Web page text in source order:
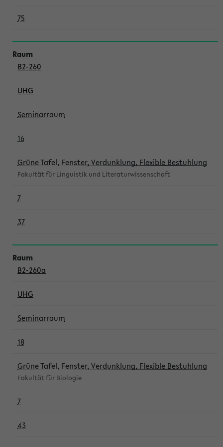
75
B2-260
UHG
Seminarraum
16
Grüne Tafel, Fenster, Verdunklung, Flexible Bestuhlung
Fakultät für Linguistik und Literaturwissenschaft
7
37
B2-260a
UHG
Seminarraum
18
Grüne Tafel, Fenster, Verdunklung, Flexible Bestuhlung
Fakultät für Biologie
7
43